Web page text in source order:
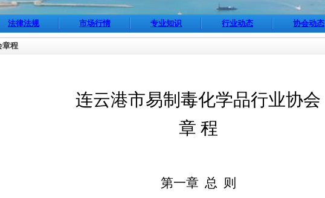
法律法规
市场行情 专业知识 行业动态 协会动态
章程
连云港市易制毒化学品行业协会
章 程
第一章 总 则